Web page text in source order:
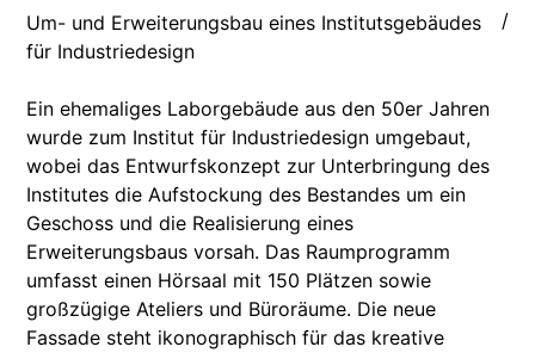
/
Um- und Erweiterungsbau eines Institutsgebäudes
für Industriedesign
Ein ehemaliges Laborgebäude aus den 50er Jahren
wurde zum Institut für Industriedesign umgebaut,
wobei das Entwurfskonzept zur Unterbringung des
Institutes die Aufstockung des Bestandes um ein
Geschoss und die Realisierung eines
Erweiterungsbaus vorsah. Das Raumprogramm
umfasst einen Hörsaal mit 150 Plätzen sowie
großzügige Ateliers und Büroräume. Die neue
Fassade steht ikonographisch für das kreative